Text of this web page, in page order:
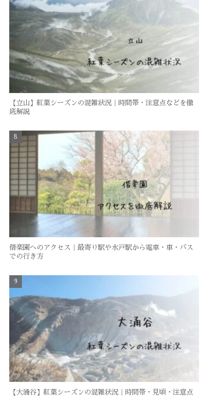
【立山】紅葉シーズンの混雑状況｜時間帯・注意点などを徹
底解説
偕楽園へのアクセス｜最寄り駅や水戸駅から電車・車・バス
での行き方
【大涌谷】紅葉シーズンの混雑状況｜時間帯・見頃・注意点